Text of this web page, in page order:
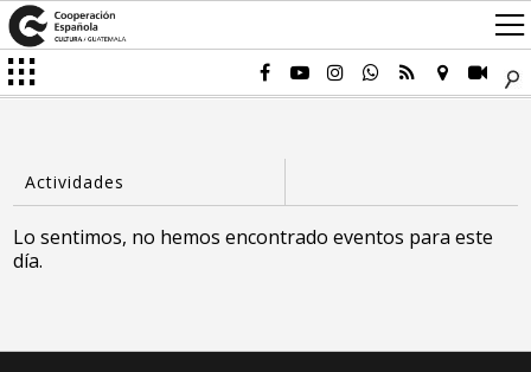
Lo sentimos, no hemos encontrado eventos para este
día.